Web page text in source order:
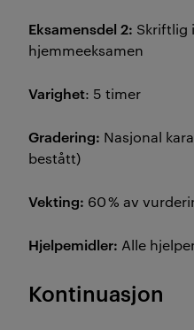
Eksamensdel 2: Skriftlig
hjemmeeksamen
Varighet: 5 timer
Gradering: Nasjonal
bestått)
Vekting: 60 % av
Hjelpemidler: Alle
Kontinuasjon